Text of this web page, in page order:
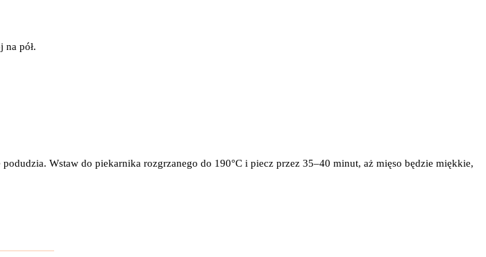
pół.
Wstaw do piekarnika rozgrzanego do 190°C i piecz przez 35–40 minut, aż mięso będzie miękkie,